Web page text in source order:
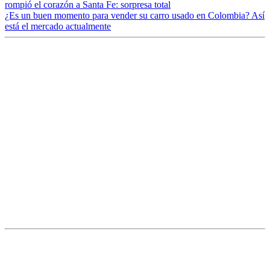
rompió el corazón a Santa Fe: sorpresa total
¿Es un buen momento para vender su carro usado en Colombia? Así
está el mercado actualmente